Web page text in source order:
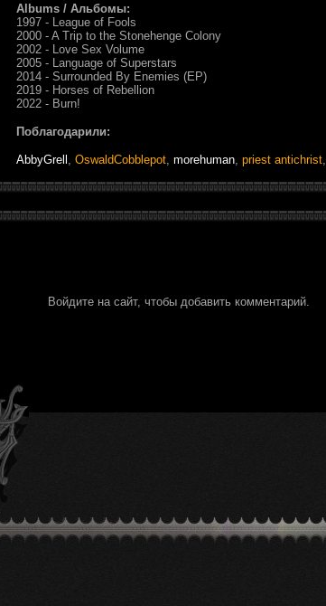
Albums / Альбомы:
1997 - League of Fools
2000 - A Trip to the Stonehenge Colony
2002 - Love Sex Volume
2005 - Language of Superstars
2014 - Surrounded By Enemies (EP)
2019 - Horses of Rebellion
2022 - Burn!
Поблагодарили:
AbbyGrell OswaldCobblepot morehuman priest antichrist
Войдите на сайт, чтобы добавить комментарий.